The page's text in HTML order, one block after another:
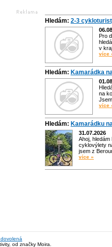
Hledám: 2-3
Pro
v
více
Hledám: Kamarádka
na
více
Hledám: Kamarádku
31.07.2026
Ahoj,
cyklovýlety
jsem z
více »
od značky Moira.